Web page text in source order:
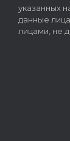
указанных
данные
лицами, не